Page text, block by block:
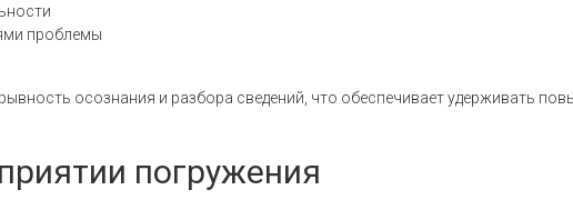
проблемы
осознания и разбора сведений, что обеспечивает удерживать
погружения